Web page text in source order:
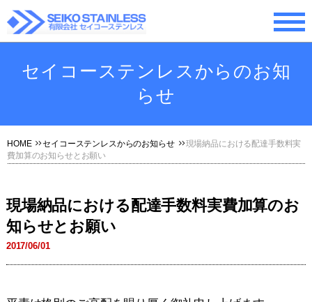
セイコーステンレスからのお知
らせ
HOME セイコーステンレスからのお知らせ
現場納品における配達手数料実
費加算のお知らせとお願い
現場納品における配達手数料実費加算のお
知らせとお願い
2017/06/01